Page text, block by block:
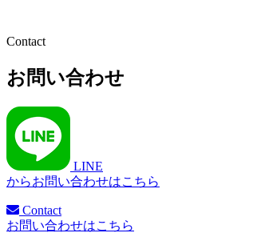
Contact
お問い合わせ
LINE
からお問い合わせはこちら
Contact
お問い合わせはこちら